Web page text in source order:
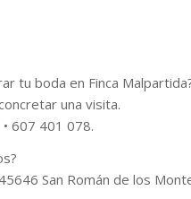
tu boda en Finca
una visita.
607 401 078.
San Román de los